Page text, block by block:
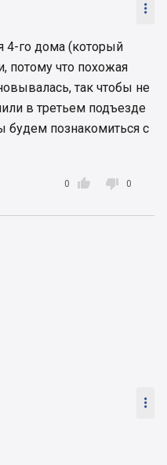

4-го дома (который
потому что похожая
так чтобы не
в третьем подъезде
будем познакомиться с

0  0
